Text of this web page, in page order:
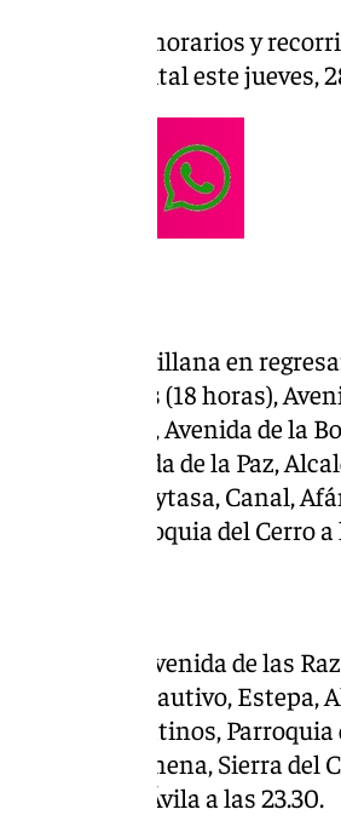
los horarios y
a Sevilla capital este jueves,
sevillana en
de las Delicias (18 horas),
de América, Avenida de la
Avenida de la Paz,
Hytasa, Canal,
en la parroquia del Cerro a
(18.00), Avenida de las
Jesús Cautivo,
de los Teatinos,
Topete, Marchena, Sierra del
San Juan de Ávila a las 23.30.